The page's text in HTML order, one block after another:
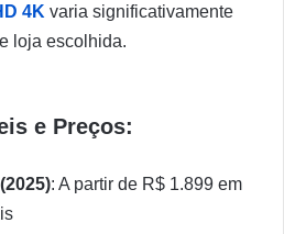
4K varia significativamente
loja escolhida.
e Preços:
: A partir de R$ 1.899 em